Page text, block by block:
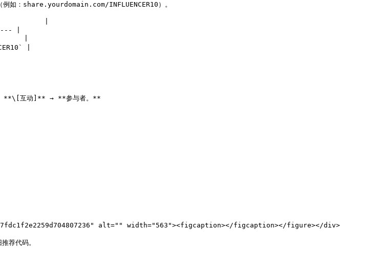
例如：share.yourdomain.com/INFLUENCER10）。
|
|
|
|
**\[互动]** → **参与者。**